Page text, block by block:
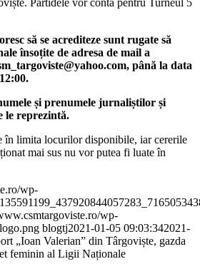
Partidele vor conta pentru Turneul 5
să se acrediteze sunt rugate să
însoțite de adresa de mail a
până la data
și prenumele jurnaliștilor și
le reprezintă.
în limita locurilor disponibile, iar cererile
mai sus nu vor putea fi luate în
wp-
wp-
blogtj2021-01-05 09:03:342021-
„Ioan Valerian” din Târgoviște, gazda
feminin al Ligii Naționale